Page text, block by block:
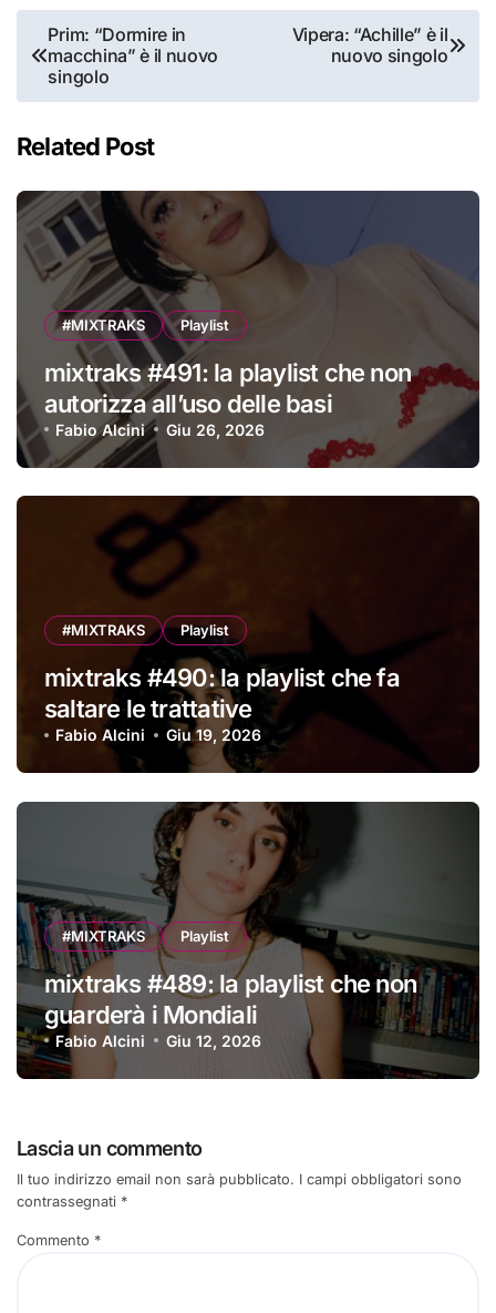
Navigazione
articoli
Prim: “Dormire in
macchina” è il nuovo
singolo
Vipera: “Achille” è il
nuovo singolo
Related Post
#MIXTRAKS Playlist
mixtraks #491: la playlist che non
autorizza all’uso delle basi
Fabio Alcini Giu 26, 2026
#MIXTRAKS Playlist
mixtraks #490: la playlist che fa
saltare le trattative
Fabio Alcini Giu 19, 2026
#MIXTRAKS Playlist
mixtraks #489: la playlist che non
guarderà i Mondiali
Fabio Alcini Giu 12, 2026
Lascia un commento
Il tuo indirizzo email non sarà pubblicato. I campi obbligatori sono
contrassegnati *
Commento *